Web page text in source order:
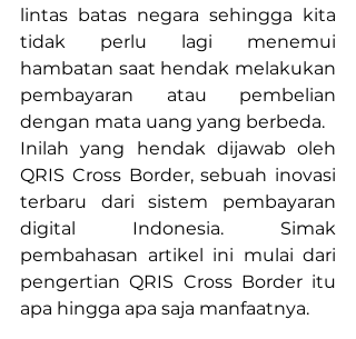
lintas batas negara sehingga kita
tidak perlu lagi menemui
hambatan saat hendak melakukan
pembayaran atau pembelian
dengan mata uang yang berbeda.
Inilah yang hendak dijawab oleh
QRIS Cross Border, sebuah inovasi
terbaru dari sistem pembayaran
digital Indonesia. Simak
pembahasan artikel ini mulai dari
pengertian QRIS Cross Border itu
apa hingga apa saja manfaatnya.